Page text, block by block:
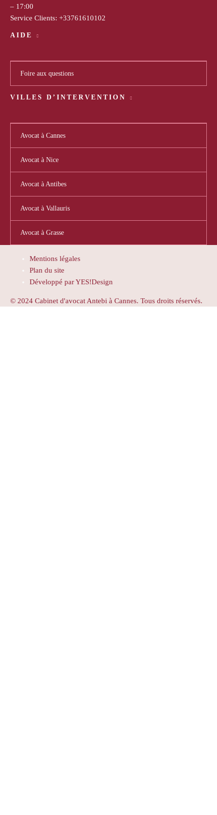
– 17:00
Service Clients: +33761610102
AIDE
Foire aux questions
VILLES D’INTERVENTION
Avocat à Cannes
Avocat à Nice
Avocat à Antibes
Avocat à Vallauris
Avocat à Grasse
Mentions légales
Plan du site
Développé par YES!Design
© 2024 Cabinet d'avocat Antebi à Cannes. Tous droits réservés.